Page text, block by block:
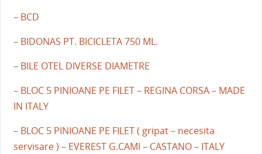
– BCD
– BIDONAS PT. BICICLETA 750 ML.
– BILE OTEL DIVERSE DIAMETRE
– BLOC 5 PINIOANE PE FILET – REGINA CORSA – MADE
IN ITALY
– BLOC 5 PINIOANE PE FILET ( gripat – necesita
servisare ) – EVEREST G.CAMI – CASTANO – ITALY